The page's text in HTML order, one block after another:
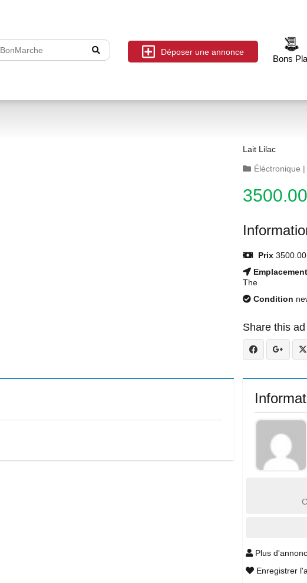
Déposer une annonce
Bons
Lait Lilac
Éléctronique |
3500.00
Prix 3500.00
Emplacement
The
Condition
Share this ad
Plus
Enregistrer